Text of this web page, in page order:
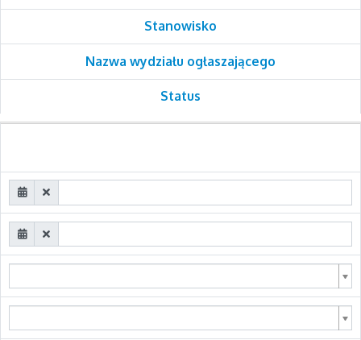
Stanowisko
Nazwa wydziału ogłaszającego
Status